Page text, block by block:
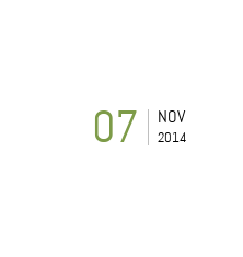
07 NOV
2014